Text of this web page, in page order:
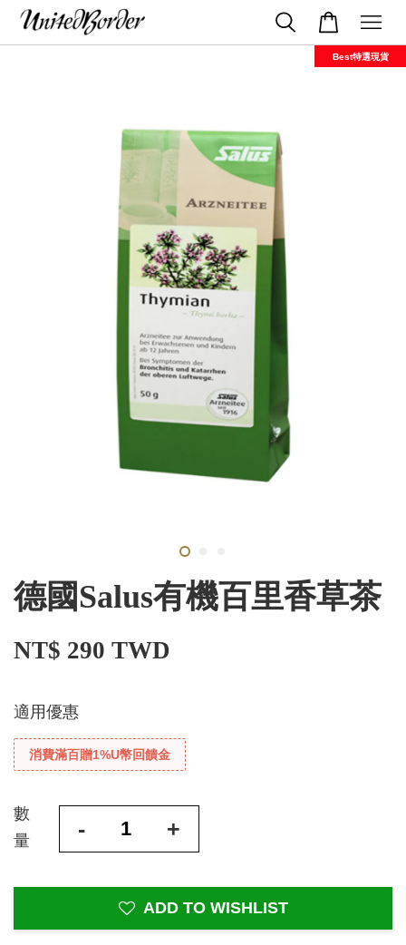
Best特選現貨
德國Salus有機百里香草茶
NT$ 290 TWD
適用優惠
消費滿百贈1%U幣回饋金
數
量
- +
ADD TO WISHLIST